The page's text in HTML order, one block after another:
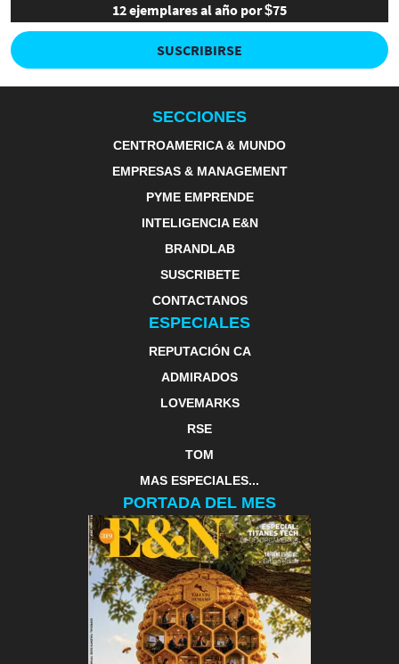
12 ejemplares al año por $75
SUSCRIBIRSE
SECCIONES
CENTROAMERICA & MUNDO
EMPRESAS & MANAGEMENT
PYME EMPRENDE
INTELIGENCIA E&N
BRANDLAB
SUSCRIBETE
CONTACTANOS
ESPECIALES
REPUTACIÓN CA
ADMIRADOS
LOVEMARKS
RSE
TOM
MAS ESPECIALES...
PORTADA DEL MES